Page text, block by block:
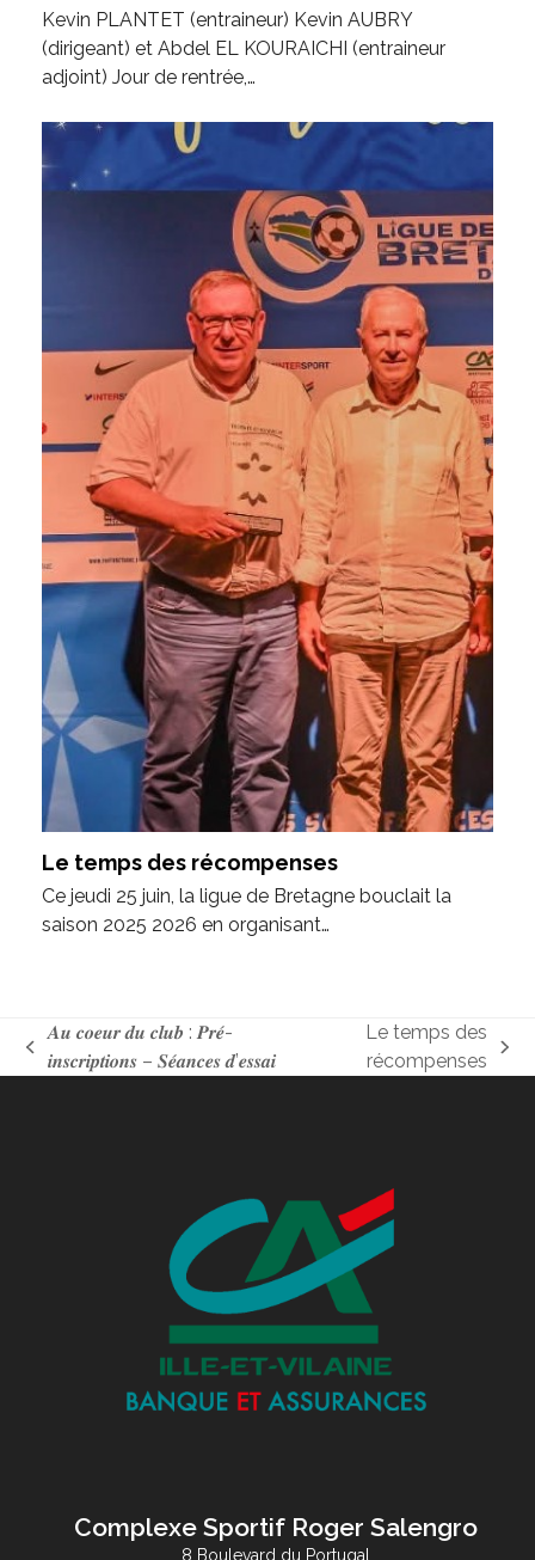
Kevin PLANTET (entraineur) Kevin AUBRY
(dirigeant) et Abdel EL KOURAICHI (entraineur
adjoint) Jour de rentrée,…
Le temps des récompenses
Ce jeudi 25 juin, la ligue de Bretagne bouclait la
saison 2025 2026 en organisant…
previous
𝑨𝒖 𝒄𝒐𝒆𝒖𝒓 𝒅𝒖 𝒄𝒍𝒖𝒃 : 𝑷𝒓𝒆́-
𝒊𝒏𝒔𝒄𝒓𝒊𝒑𝒕𝒊𝒐𝒏𝒔 – 𝑺𝒆́𝒂𝒏𝒄𝒆𝒔 𝒅’𝒆𝒔𝒔𝒂𝒊
next
Le temps des
récompenses
Complexe Sportif Roger Salengro
Tel. : 02 99 51 04 84
Tel. siège association : 02 99 30 10 89